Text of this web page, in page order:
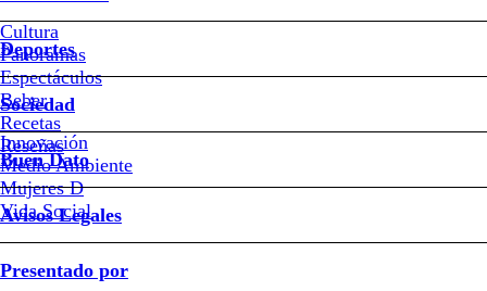
Cultura
Panoramas
Espectáculos
Beber
Recetas
Reseñas
Deportes
Sociedad
Innovación
Medio Ambiente
Mujeres D
Vida Social
Buen Dato
Avisos Legales
Presentado por
La
liquidez
como
política
pública
Notas relacionadas
08 de Junio de 2026